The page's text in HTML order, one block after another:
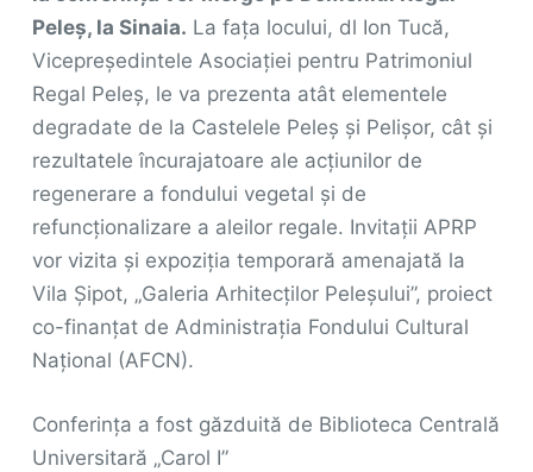
Peleș, la Sinaia. La fața locului, dl Ion Tucă,
Vicepreședintele Asociației pentru Patrimoniul
Regal Peleș, le va prezenta atât elementele
degradate de la Castelele Peleș și Pelișor, cât și
rezultatele încurajatoare ale acțiunilor de
regenerare a fondului vegetal și de
refuncționalizare a aleilor regale. Invitații APRP
vor vizita și expoziția temporară amenajată la
Vila Șipot, „Galeria Arhitecților Peleșului”, proiect
co-finanțat de Administrația Fondului Cultural
Național (AFCN).
Conferința a fost găzduită de Biblioteca Centrală
Universitară „Carol I”